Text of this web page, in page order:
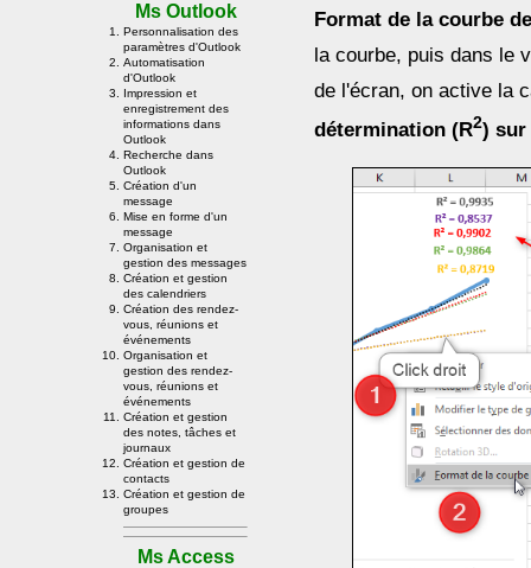
Ms Outlook
Personnalisation des
paramètres d'Outlook
Automatisation
d'Outlook
Impression et
enregistrement des
informations dans
Outlook
Recherche dans
Outlook
Création d'un
message
Mise en forme d'un
message
Organisation et
gestion des messages
Création et gestion
des calendriers
Création des rendez-
vous, réunions et
événements
Organisation et
gestion des rendez-
vous, réunions et
événements
Création et gestion
des notes, tâches et
journaux
Création et gestion de
contacts
Création et gestion de
groupes
Ms Access
Format de la courbe
la courbe, puis dans le
de l'écran, on active la
détermination (R2) sur